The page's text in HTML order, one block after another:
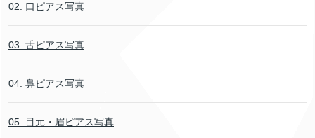
02. 口ピアス写真
03. 舌ピアス写真
04. 鼻ピアス写真
05. 目元・眉ピアス写真